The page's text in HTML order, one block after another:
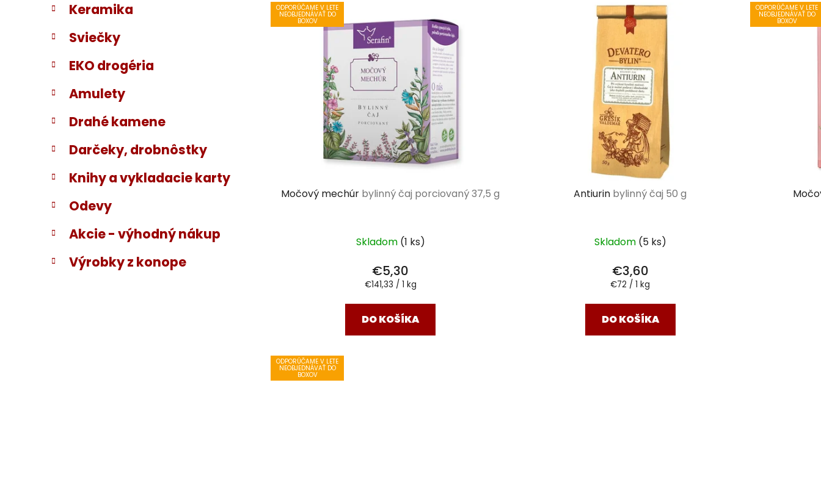
Keramika
Sviečky
EKO drogéria
Amulety
Drahé kamene
Darčeky, drobnôstky
Knihy a vykladacie karty
Odevy
Akcie - výhodný nákup
Výrobky z konope
ODPORÚČAME V LETE
NEOBJEDNÁVAŤ DO
BOXOV
Močový mechúr bylinný čaj porciovaný 37,5 g
Skladom (1 ks)
€5,30
Jednotková
€141,33 / 1 kg
DO KOŠÍKA
Antiurin bylinný čaj 50 g
Skladom (5 ks)
€3,60
Jednotková
€72 / 1 kg
DO KOŠÍKA
ODPORÚČAME V LETE
NEOBJEDNÁVAŤ DO
BOXOV
ODPORÚČAME V LETE
NEOBJEDNÁVAŤ DO
BOXOV